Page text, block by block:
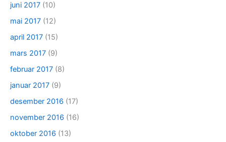
juni 2017 (10)
mai 2017 (12)
april 2017 (15)
mars 2017 (9)
februar 2017 (8)
januar 2017 (9)
desember 2016 (17)
november 2016 (16)
oktober 2016 (13)